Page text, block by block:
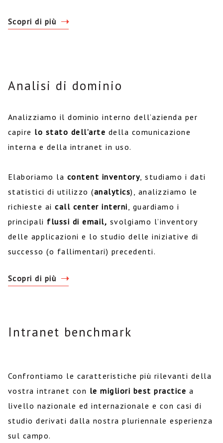
Scopri di più
Analisi di dominio
Analizziamo il dominio interno dell’azienda per
capire lo stato dell’arte della comunicazione
interna e della intranet in uso.
Elaboriamo la content inventory , studiamo i dati
statistici di utilizzo (analytics), analizziamo le
richieste aicall center interni , guardiamo i
principali flussi di email, svolgiamo l’inventory
delle applicazioni e lo studio delle iniziative di
successo (o fallimentari) precedenti.
Scopri di più
Intranet benchmark
Confrontiamo le caratteristiche più rilevanti della
vostra intranet con le migliori best practice a
livello nazionale ed internazionale e con casi di
studio derivati dalla nostra pluriennale esperienza
sul campo.